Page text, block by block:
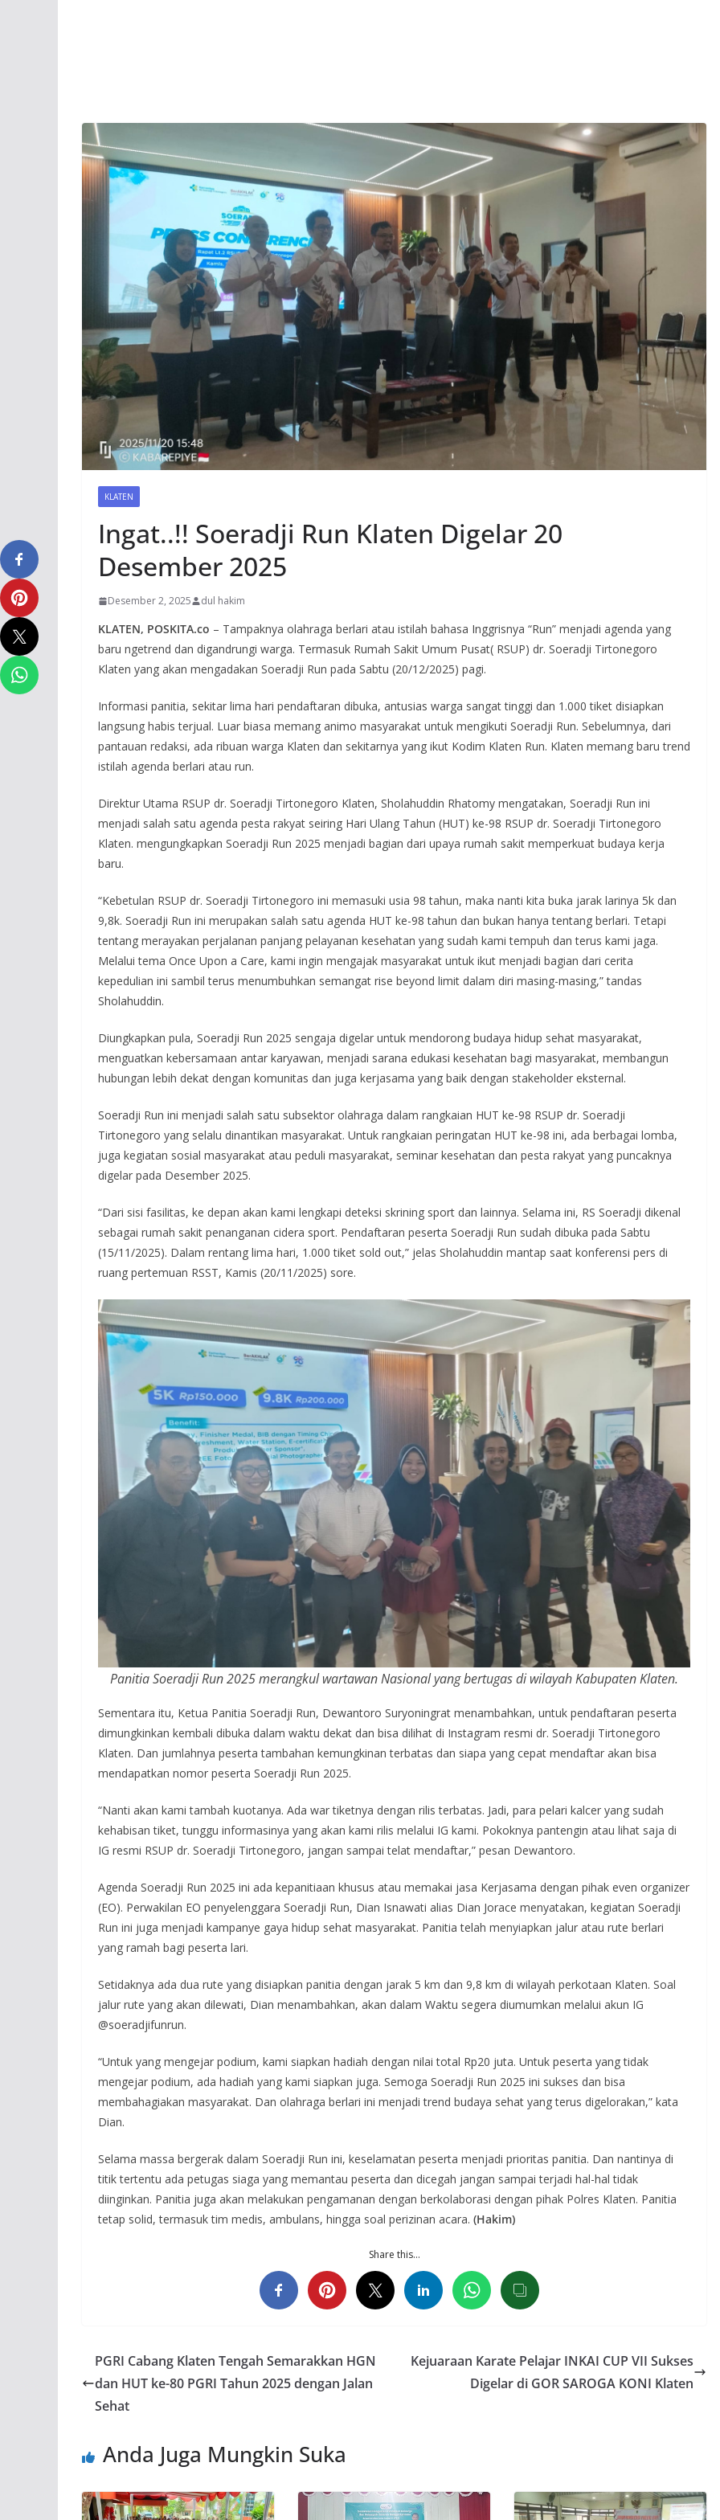
KLATEN
Ingat..!! Soeradji Run Klaten Digelar 20
Desember 2025
Desember 2, 2025 dul hakim
KLATEN, POSKITA.co – Tampaknya olahraga berlari atau istilah bahasa Inggrisnya “Run” menjadi agenda yang
baru ngetrend dan digandrungi warga. Termasuk Rumah Sakit Umum Pusat( RSUP) dr. Soeradji Tirtonegoro
Klaten yang akan mengadakan Soeradji Run pada Sabtu (20/12/2025) pagi.
Informasi panitia, sekitar lima hari pendaftaran dibuka, antusias warga sangat tinggi dan 1.000 tiket disiapkan
langsung habis terjual. Luar biasa memang animo masyarakat untuk mengikuti Soeradji Run. Sebelumnya, dari
pantauan redaksi, ada ribuan warga Klaten dan sekitarnya yang ikut Kodim Klaten Run. Klaten memang baru trend
istilah agenda berlari atau run.
Direktur Utama RSUP dr. Soeradji Tirtonegoro Klaten, Sholahuddin Rhatomy mengatakan, Soeradji Run ini
menjadi salah satu agenda pesta rakyat seiring Hari Ulang Tahun (HUT) ke-98 RSUP dr. Soeradji Tirtonegoro
Klaten. mengungkapkan Soeradji Run 2025 menjadi bagian dari upaya rumah sakit memperkuat budaya kerja
baru.
“Kebetulan RSUP dr. Soeradji Tirtonegoro ini memasuki usia 98 tahun, maka nanti kita buka jarak larinya 5k dan
9,8k. Soeradji Run ini merupakan salah satu agenda HUT ke-98 tahun dan bukan hanya tentang berlari. Tetapi
tentang merayakan perjalanan panjang pelayanan kesehatan yang sudah kami tempuh dan terus kami jaga.
Melalui tema Once Upon a Care, kami ingin mengajak masyarakat untuk ikut menjadi bagian dari cerita
kepedulian ini sambil terus menumbuhkan semangat rise beyond limit dalam diri masing-masing,” tandas
Sholahuddin.
Diungkapkan pula, Soeradji Run 2025 sengaja digelar untuk mendorong budaya hidup sehat masyarakat,
menguatkan kebersamaan antar karyawan, menjadi sarana edukasi kesehatan bagi masyarakat, membangun
hubungan lebih dekat dengan komunitas dan juga kerjasama yang baik dengan stakeholder eksternal.
Soeradji Run ini menjadi salah satu subsektor olahraga dalam rangkaian HUT ke-98 RSUP dr. Soeradji
Tirtonegoro yang selalu dinantikan masyarakat. Untuk rangkaian peringatan HUT ke-98 ini, ada berbagai lomba,
juga kegiatan sosial masyarakat atau peduli masyarakat, seminar kesehatan dan pesta rakyat yang puncaknya
digelar pada Desember 2025.
“Dari sisi fasilitas, ke depan akan kami lengkapi deteksi skrining sport dan lainnya. Selama ini, RS Soeradji dikenal
sebagai rumah sakit penanganan cidera sport. Pendaftaran peserta Soeradji Run sudah dibuka pada Sabtu
(15/11/2025). Dalam rentang lima hari, 1.000 tiket sold out,” jelas Sholahuddin mantap saat konferensi pers di
ruang pertemuan RSST, Kamis (20/11/2025) sore.
Panitia Soeradji Run 2025 merangkul wartawan Nasional yang bertugas di wilayah Kabupaten Klaten.
Sementara itu, Ketua Panitia Soeradji Run, Dewantoro Suryoningrat menambahkan, untuk pendaftaran peserta
dimungkinkan kembali dibuka dalam waktu dekat dan bisa dilihat di Instagram resmi dr. Soeradji Tirtonegoro
Klaten. Dan jumlahnya peserta tambahan kemungkinan terbatas dan siapa yang cepat mendaftar akan bisa
mendapatkan nomor peserta Soeradji Run 2025.
“Nanti akan kami tambah kuotanya. Ada war tiketnya dengan rilis terbatas. Jadi, para pelari kalcer yang sudah
kehabisan tiket, tunggu informasinya yang akan kami rilis melalui IG kami. Pokoknya pantengin atau lihat saja di
IG resmi RSUP dr. Soeradji Tirtonegoro, jangan sampai telat mendaftar,” pesan Dewantoro.
Agenda Soeradji Run 2025 ini ada kepanitiaan khusus atau memakai jasa Kerjasama dengan pihak even organizer
(EO). Perwakilan EO penyelenggara Soeradji Run, Dian Isnawati alias Dian Jorace menyatakan, kegiatan Soeradji
Run ini juga menjadi kampanye gaya hidup sehat masyarakat. Panitia telah menyiapkan jalur atau rute berlari
yang ramah bagi peserta lari.
Setidaknya ada dua rute yang disiapkan panitia dengan jarak 5 km dan 9,8 km di wilayah perkotaan Klaten. Soal
jalur rute yang akan dilewati, Dian menambahkan, akan dalam Waktu segera diumumkan melalui akun IG
@soeradjifunrun.
“Untuk yang mengejar podium, kami siapkan hadiah dengan nilai total Rp20 juta. Untuk peserta yang tidak
mengejar podium, ada hadiah yang kami siapkan juga. Semoga Soeradji Run 2025 ini sukses dan bisa
membahagiakan masyarakat. Dan olahraga berlari ini menjadi trend budaya sehat yang terus digelorakan,” kata
Dian.
Selama massa bergerak dalam Soeradji Run ini, keselamatan peserta menjadi prioritas panitia. Dan nantinya di
titik tertentu ada petugas siaga yang memantau peserta dan dicegah jangan sampai terjadi hal-hal tidak
diinginkan. Panitia juga akan melakukan pengamanan dengan berkolaborasi dengan pihak Polres Klaten. Panitia
tetap solid, termasuk tim medis, ambulans, hingga soal perizinan acara. (Hakim)
Share this…
PGRI Cabang Klaten Tengah Semarakkan HGN
dan HUT ke-80 PGRI Tahun 2025 dengan Jalan
Sehat
Kejuaraan Karate Pelajar INKAI CUP VII Sukses
Digelar di GOR SAROGA KONI Klaten
Anda Juga Mungkin Suka